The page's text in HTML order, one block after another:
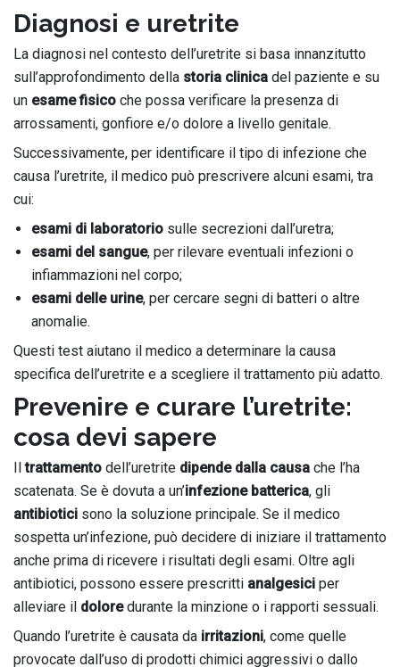
Diagnosi e uretrite
La diagnosi nel contesto dell’uretrite si basa innanzitutto
sull’approfondimento della storia clinica del paziente e su
un esame fisico che possa verificare la presenza di
arrossamenti, gonfiore e/o dolore a livello genitale.
Successivamente, per identificare il tipo di infezione che
causa l’uretrite, il medico può prescrivere alcuni esami, tra
cui:
esami di laboratorio sulle secrezioni dall’uretra;
esami del sangue, per rilevare eventuali infezioni o
infiammazioni nel corpo;
esami delle urine, per cercare segni di batteri o altre
anomalie.
Questi test aiutano il medico a determinare la causa
specifica dell’uretrite e a scegliere il trattamento più adatto.
Prevenire e curare l’uretrite:
cosa devi sapere
Iltrattamento dell’uretrite dipende dalla causa che l’ha
scatenata. Se è dovuta a un’infezione batterica, gli
antibiotici sono la soluzione principale. Se il medico
sospetta un’infezione, può decidere di iniziare il trattamento
anche prima di ricevere i risultati degli esami. Oltre agli
antibiotici, possono essere prescritti analgesici per
alleviare il doloredurante la minzione o i rapporti sessuali.
Quando l’uretrite è causata da irritazioni, come quelle
provocate dall’uso di prodotti chimici aggressivi o dallo